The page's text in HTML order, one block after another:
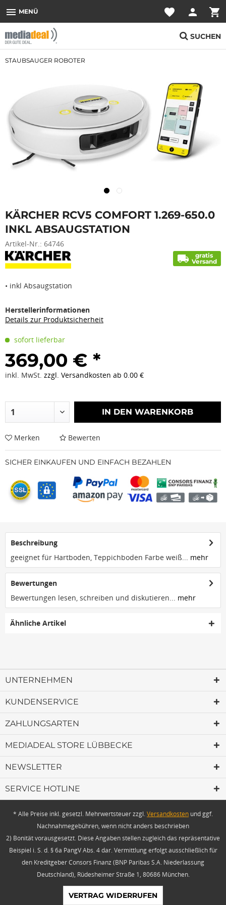
menu MENÜ favorite person shopping_cart
SUCHEN
STAUBSAUGER ROBOTER
KÄRCHER RCV5 COMFORT 1.269-650.0
INKL ABSAUGSTATION
Artikel-Nr.: 64746
local_shipping
gratis
Versand
• inkl Absaugstation
Herstellerinformationen
Details zur Produktsicherheit
sofort lieferbar
369,00 € *
inkl. MwSt. zzgl. Versandkosten ab 0.00 €
IN DEN WARENKORB
Merken Bewerten
SICHER EINKAUFEN UND EINFACH BEZAHLEN
Beschreibung
geeignet für Hartboden, Teppichboden Farbe weiß... mehr
Bewertungen
Bewertungen lesen, schreiben und diskutieren... mehr
Ähnliche Artikel
UNTERNEHMEN
KUNDENSERVICE
ZAHLUNGSARTEN
MEDIADEAL STORE LÜBBECKE
NEWSLETTER
SERVICE HOTLINE
* Alle Preise inkl. gesetzl. Mehrwertsteuer zzgl.Versandkosten und ggf.
Nachnahmegebühren, wenn nicht anders beschrieben
2) Bonität vorausgesetzt. Diese Angaben stellen zugleich das repräsentative
Beispiel i. S. d. § 6a PangV Abs. 4 dar. Vermittlung erfolgt ausschließlich für
den Kreditgeber Consors Finanz (BNP Paribas S.A. Niederlassung
Deutschland), Rüdesheimer Straße 1, 80686 München.
VERTRAG WIDERRUFEN